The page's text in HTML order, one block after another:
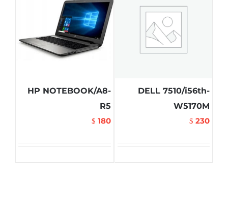
DELL 7510/i56th-
W5170M
$ 230
HP NOTEBOOK/A8-
R5
$ 180